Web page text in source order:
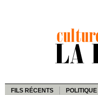
FILS RÉCENTS POLITIQUE